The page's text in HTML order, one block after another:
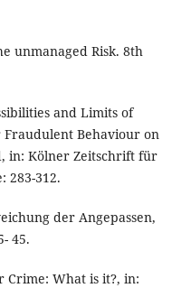
unmanaged Risk. 8th
and Limits of
Fraudulent Behaviour on
in: Kölner Zeitschrift für
283-312.
der Angepassen,
45.
Crime: What is it?, in: